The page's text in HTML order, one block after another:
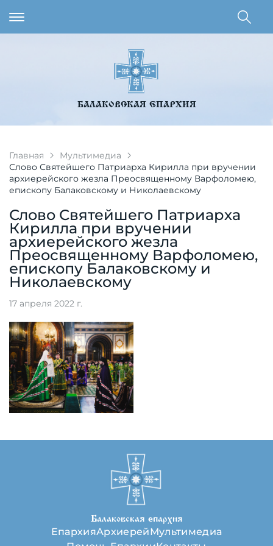
БАЛАКОВСКАЯ ЕПАРХИЯ
Главная
Мультимедиа
Слово Святейшего Патриарха Кирилла при вручении
архиерейского жезла Преосвященному Варфоломею,
епископу Балаковскому и Николаевскому
Слово Святейшего Патриарха
Кирилла при вручении
архиерейского жезла
Преосвященному Варфоломею,
епископу Балаковскому и
Николаевскому
17 апреля 2022 г.
Балаковская епархия
ЕпархияАрхиерейМультимедиа